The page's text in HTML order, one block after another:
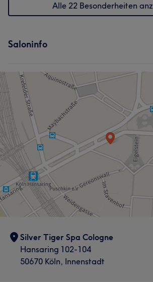
Alle 22 Besonderheiten
Saloninfo
Silver Tiger Spa Cologne
Hansaring 102-104
50670 Köln, Innenstadt